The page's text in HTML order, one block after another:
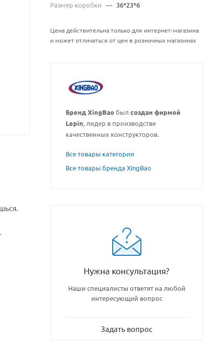
Размер коробки — 36*23*6
Цена действительна только для интернет-магазина
и может отличаться от цен в розничных магазинах
Бренд XingBaoбыл создан фирмой
Lepin, лидер в производстве
качественных конструкторов.
Все товары категории
Все товары бренда XingBao
Нужна консультация?
Наши специалисты ответят на любой
интересующий вопрос
Задать вопрос